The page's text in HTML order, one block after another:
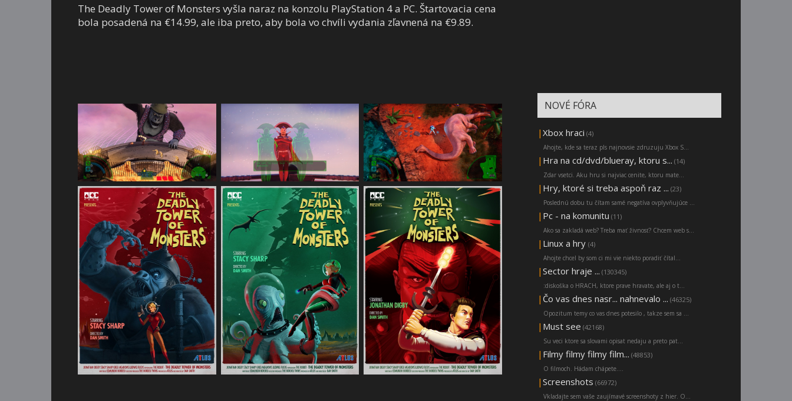
The Deadly Tower of Monsters vyšla naraz na konzolu PlayStation 4 a PC. Štartovacia cena
bola posadená na €14.99, ale iba preto, aby bola vo chvíli vydania zľavnená na €9.89.
NOVÉ FÓRA
| Xbox hraci (4)
Ahojte, kde sa teraz pls najnovsie zdruzuju Xbox S...
| Hra na cd/dvd/blueray, ktoru s... (14)
Zdar vsetci. Aku hru si najviac cenite, ktoru mate...
| Hry, ktoré si treba aspoň raz ... (23)
Poslednú dobu tu čítam samé negatíva ovplyvňujúce ...
| Pc - na komunitu (11)
Ako sa zakladá web? Treba mať živnosť? Chcem web s...
| Linux a hry (4)
Ahojte chcel by som ci mi vie niekto poradiť čítal...
| Sector hraje ... (130345)
:diskoška o HRACH, ktore prave hravate, ale aj o t...
| Čo vas dnes nasr... nahnevalo ... (46325)
Opozitum temy co vas dnes potesilo , takze sem sa ...
| Must see (42168)
Su veci ktore sa slovami opisat nedaju a preto pat...
| Filmy filmy filmy film... (48853)
O filmoch. Hádam chápete....
| Screenshots (66972)
Vkladajte sem vaše zaujímavé screenshoty z hier. O...